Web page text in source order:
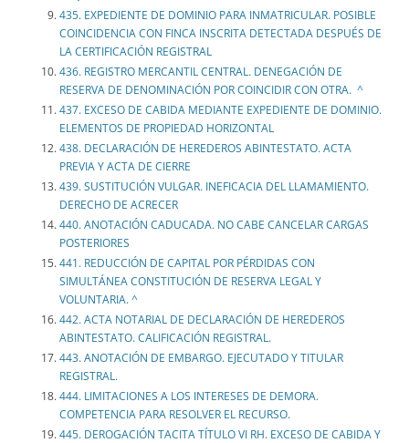
435. EXPEDIENTE DE DOMINIO PARA INMATRICULAR. POSIBLE
COINCIDENCIA CON FINCA INSCRITA DETECTADA DESPUÉS DE
LA CERTIFICACIÓN REGISTRAL
436. REGISTRO MERCANTIL CENTRAL. DENEGACIÓN DE
RESERVA DE DENOMINACIÓN POR COINCIDIR CON OTRA. ^
437. EXCESO DE CABIDA MEDIANTE EXPEDIENTE DE DOMINIO.
ELEMENTOS DE PROPIEDAD HORIZONTAL
438. DECLARACIÓN DE HEREDEROS ABINTESTATO. ACTA
PREVIA Y ACTA DE CIERRE
439. SUSTITUCIÓN VULGAR. INEFICACIA DEL LLAMAMIENTO.
DERECHO DE ACRECER
440. ANOTACIÓN CADUCADA. NO CABE CANCELAR CARGAS
POSTERIORES
441. REDUCCIÓN DE CAPITAL POR PÉRDIDAS CON
SIMULTÁNEA CONSTITUCIÓN DE RESERVA LEGAL Y
VOLUNTARIA. ^
442. ACTA NOTARIAL DE DECLARACIÓN DE HEREDEROS
ABINTESTATO. CALIFICACIÓN REGISTRAL.
443. ANOTACIÓN DE EMBARGO. EJECUTADO Y TITULAR
REGISTRAL.
444. LIMITACIONES A LOS INTERESES DE DEMORA.
COMPETENCIA PARA RESOLVER EL RECURSO.
445. DEROGACIÓN TACITA TÍTULO VI RH. EXCESO DE CABIDA Y